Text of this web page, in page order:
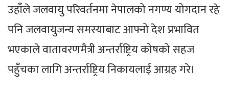
उहाँले जलवायु परिवर्तनमा नेपालको नगण्य योगदान रहे
पनि जलवायुजन्य समस्याबाट आफ्नो देश प्रभावित
भएकाले वातावरणमैत्री अन्तर्राष्ट्रिय कोषको सहज
पहुँचका लागि अन्तर्राष्ट्रिय निकायलाई आग्रह गरे।